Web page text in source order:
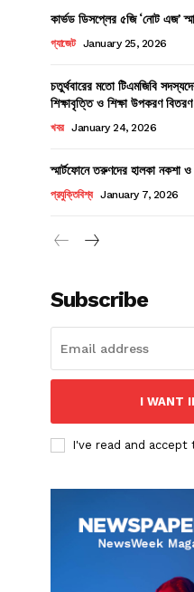
কার্ভড ডিসপ্লের ৫জি ‘নোট এজ’
গ্যাজেট January 25, 2026
চতুর্থবারের মতো টিএমজিবি
শিক্ষাবৃত্তি ও শিক্ষা উপকরণ বিতরণ
খবর January 24, 2026
স্মার্টফোনে তরুণদের হালকা নকশা ও
প্রযুক্তিবিশ্ব January 7, 2026
Subscribe
I WANT
I've read and accept